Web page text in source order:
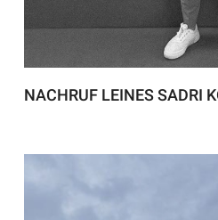
NACHRUF LEINES SADRI